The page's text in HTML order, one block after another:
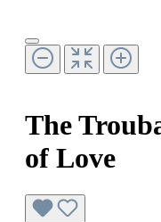
The
of Love